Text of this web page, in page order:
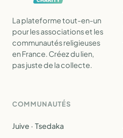
La plateforme tout-en-un
pour les associations et les
communautés religieuses
en France. Créez du lien,
pas juste de la collecte.
COMMUNAUTÉS
Juive · Tsedaka